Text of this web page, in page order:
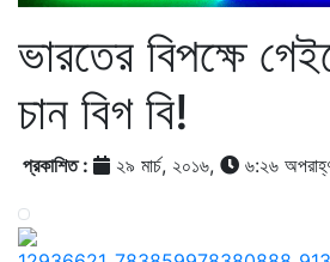
ভারতের বিপক্ষে
চান বিগ বি!
প্রকাশিত : ২৯ মার্চ, ২০১৬, ৬:২৬